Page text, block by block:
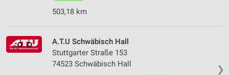
503,18 km
❯
A.T.U Schwäbisch Hall
Stuttgarter Straße 153
74523 Schwäbisch Hall